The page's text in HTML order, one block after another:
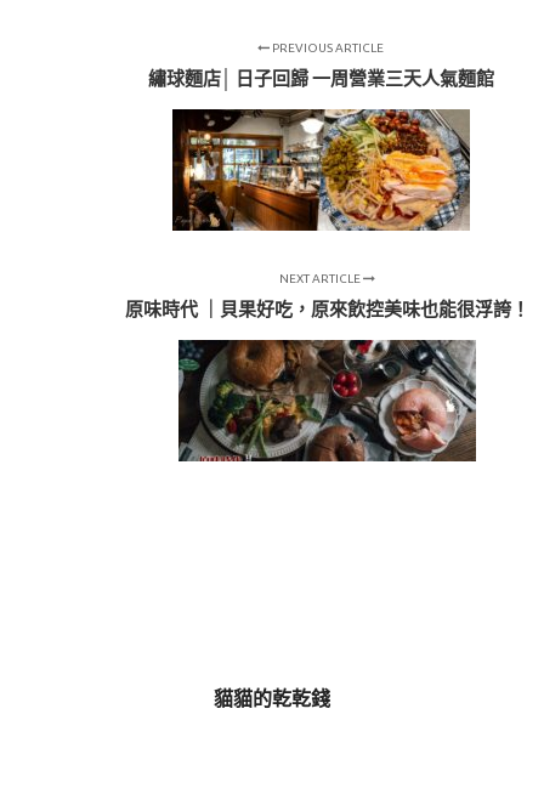
PREVIOUS ARTICLE
繡球麵店│ 日子回歸 一周營業三天人氣麵館
NEXT ARTICLE
原味時代 ｜貝果好吃，原來飲控美味也能很浮誇！
貓貓的乾乾錢